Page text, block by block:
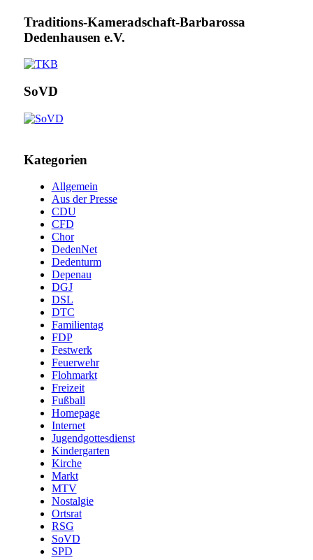
Traditions-Kameradschaft-Barbarossa
Dedenhausen e.V.
SoVD
Kategorien
Allgemein
Aus der Presse
CDU
CFD
Chor
DedenNet
Dedenturm
Depenau
DGJ
DSL
DTC
Familientag
FDP
Festwerk
Feuerwehr
Flohmarkt
Freizeit
Fußball
Homepage
Internet
Jugendgottesdienst
Kindergarten
Kirche
Markt
MTV
Nostalgie
Ortsrat
RSG
SoVD
SPD